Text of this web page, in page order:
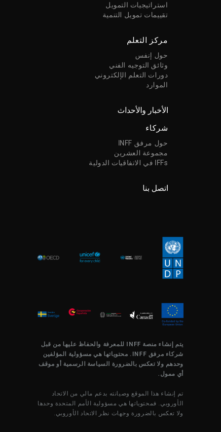
استراتيجيات التمويل
تقييمات تمويل التنمية
مركز التعلم
حول إنفس
وثائق التوجيه الفني
دورات التعلم الإلكتروني
الموارد
الأخبار والأحداث
شركاء
حول مرفق INFF
مجموعة العشرين
IFFs في الاتفاقيات الدولية
اتصل بنا
يتم إنشاء منصة INFF للمعرفة والحفاظ عليها من قبل
شركاء مرفق INFF. محتوياتها هي مسؤولية المؤلفين
وحدهم ولا تعكس بالضرورة السياسة الرسمية أو موقف
أي ممول.
تم إنشاء هذا الموقع وصيانته بدعم مالي من الاتحاد
الأوروبي. فمحتوياتها هي مسؤولية الأمم المتحدة وحدها
ولا تعكس بالضرورة وجهات نظر الاتحاد الأوروبي.